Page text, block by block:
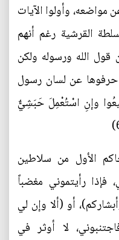
مواضعه، وأولوا الآيات
القرشية رغم أنهم
قول الله ورسوله ولكن
عن لسان رسول
وإنِ اسْتُعْمِلَ حَبَشِيٌّ
الأول من سلاطين
رأيتموني مغضباً
أو (ألا وإن لي
لا أوثر في